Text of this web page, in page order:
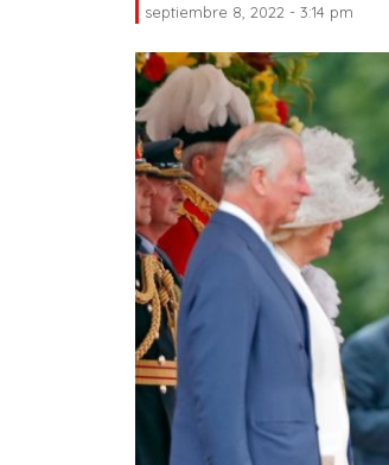
septiembre 8, 2022 - 3:14 pm